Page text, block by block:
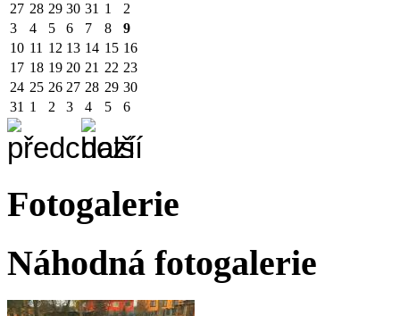
27 28 29 30 31 1
2
3
4 5 6 7 8
9
10 11 12 13 14 15 16
17 18 19 20 21 22 23
24 25 26 27 28 29 30
31 1 2 3 4 5 6
Fotogalerie
Náhodná fotogalerie